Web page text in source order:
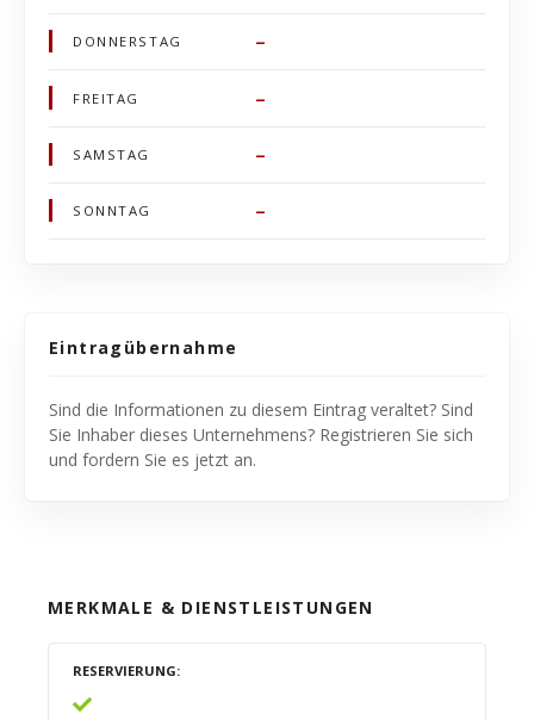
DONNERSTAG –
FREITAG –
SAMSTAG –
SONNTAG –
Eintragübernahme
Sind die Informationen zu diesem Eintrag veraltet? Sind
Sie Inhaber dieses Unternehmens? Registrieren Sie sich
und fordern Sie es jetzt an.
MERKMALE & DIENSTLEISTUNGEN
RESERVIERUNG